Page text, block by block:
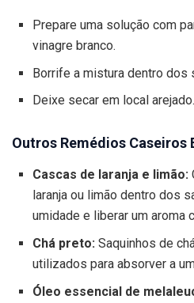
Prepare uma solução com
vinagre branco.
Borrife a mistura dentro dos
Deixe secar em local arejado.
Outros Remédios Caseiros
Cascas de laranja e limão:
laranja ou limão dentro dos
umidade e liberar um aroma
Chá preto:Saquinhos de
utilizados para absorver a
Óleo essencial de